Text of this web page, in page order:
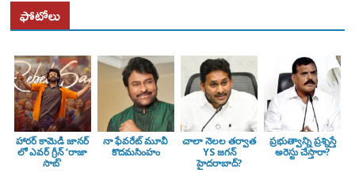
ఫోటోలు
హారర్ కామెడీ జానర్
లో ఎవర్ గ్రీన్ ‘రాజా
సాబ్’
నా ఫేవరేట్ మూవీ
కొదమసింహం
చాలా నెలల తర్వాత
YS జగన్
హైదరాబాద్?
ప్రభుత్వాన్ని ప్రశ్నిస్తే
అరెస్టు చేస్తారా?